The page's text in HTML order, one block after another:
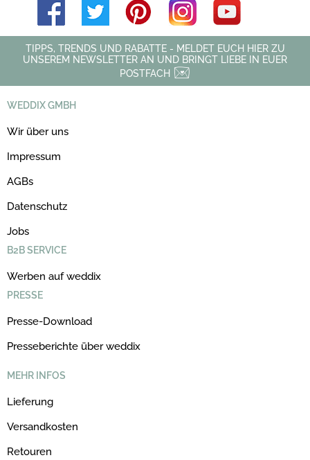
TIPPS, TRENDS UND RABATTE - MELDET EUCH HIER ZU
UNSEREM NEWSLETTER AN UND BRINGT LIEBE IN EUER
POSTFACH
WEDDIX GMBH
Wir über uns
Impressum
AGBs
Datenschutz
Jobs
B2B SERVICE
Werben auf weddix
PRESSE
Presse-Download
Presseberichte über weddix
MEHR INFOS
Lieferung
Versandkosten
Retouren